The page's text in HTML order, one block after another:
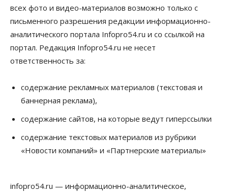
всех фото и видео-материалов возможно только с
письменного разрешения редакции информационно-
аналитического портала Infopro54.ru и со ссылкой на
портал. Редакция Infopro54.ru не несет
ответственность за:
содержание рекламных материалов (текстовая и
баннерная реклама),
содержание сайтов, на которые ведут гиперссылки
содержание текстовых материалов из рубрики
«Новости компаний» и «Партнерские материалы»
infopro54.ru — информационно-аналитическое,